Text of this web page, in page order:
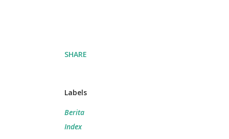
SHARE
Labels
Berita
Index